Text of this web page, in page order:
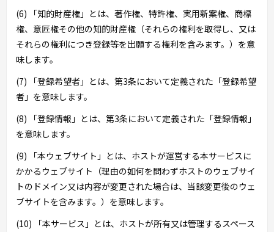
(6) 「知的財産権」とは、著作権、特許権、実用新案権、商標
権、意匠権その他の知的財産権（それらの権利を取得し、又は
それらの権利につき登録等を出願する権利を含みます。）を意
味します。
(7) 「登録希望者」とは、第3条において定義された「登録希望
者」を意味します。
(8) 「登録情報」とは、第3条において定義された「登録情報」
を意味します。
(9) 「本ウェブサイト」とは、ホストが運営する本サービスに
かかるウェブサイト（理由の如何を問わずホストのウェブサイ
トのドメイン又は内容が変更された場合は、当該変更後のウェ
ブサイトを含みます。）を意味します。
(10) 「本サービス」とは、ホストが所有又は管理するスペース